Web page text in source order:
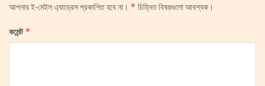
আপনার ই-মেইল এ্যাড্রেস প্রকাশিত হবে না। * চিহ্নিত বিষয়গুলো আবশ্যক।
কমেন্ট*